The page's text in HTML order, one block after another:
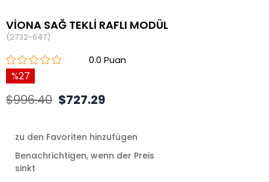
VİONA SAĞ TEKLİ RAFLI MODÜL
(2732-647)
0.0
27
$996.40 $727.29
zu den Favoriten hinzufügen
Benachrichtigen, wenn der Preis
sinkt